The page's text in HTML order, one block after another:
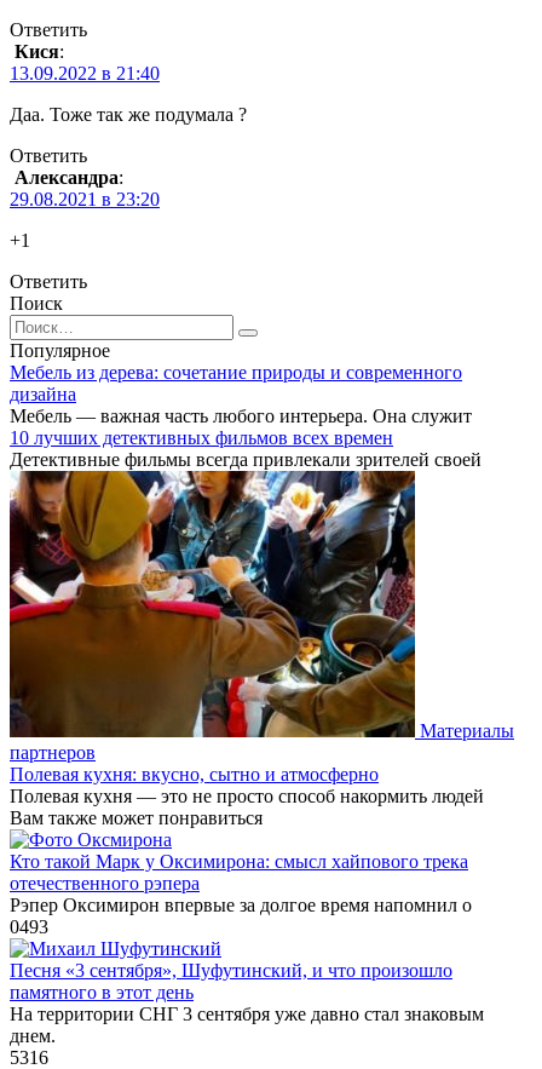
Ответить
Кися:
13.09.2022 в 21:40
Даа. Тоже так же подумала ?
Ответить
Александра:
29.08.2021 в 23:20
+1
Ответить
Поиск
Search
for:
Популярное
Мебель из дерева: сочетание природы и современного
дизайна
Мебель — важная часть любого интерьера. Она служит
10 лучших детективных фильмов всех времен
Детективные фильмы всегда привлекали зрителей своей
Материалы
партнеров
Полевая кухня: вкусно, сытно и атмосферно
Полевая кухня — это не просто способ накормить людей
Вам также может понравиться
Кто такой Марк у Оксимирона: смысл хайпового трека
отечественного рэпера
Рэпер Оксимирон впервые за долгое время напомнил о
0493
Песня «3 сентября», Шуфутинский, и что произошло
памятного в этот день
На территории СНГ 3 сентября уже давно стал знаковым
днем.
5316